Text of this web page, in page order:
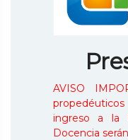
AVISO
ingreso a la
Docencia